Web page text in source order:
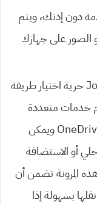
دون إذنك، ويتم
الصور على جهازك
المرونة في المزامنة والتخزين: يوفر Joplin حرية اختيار طريقة
خدمات متعددة
مثل Joplin Cloud وDropbox وOneDrive ويمكن
أو الاستضافة
هذه المرونة تضمن أن
بسهولة إذا